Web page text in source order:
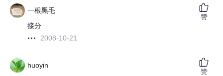
一根黑毛
接分
2008-10-21
赞
huoyin
赞